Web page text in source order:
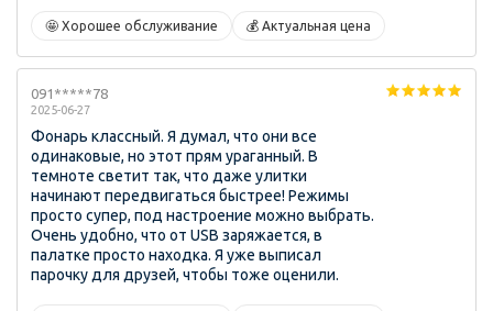
🤩 Хорошее обслуживание 💰 Актуальная цена
091*****78
2025-06-27
Фонарь классный. Я думал, что они все
одинаковые, но этот прям ураганный. В
темноте светит так, что даже улитки
начинают передвигаться быстрее! Режимы
просто супер, под настроение можно выбрать.
Очень удобно, что от USB заряжается, в
палатке просто находка. Я уже выписал
парочку для друзей, чтобы тоже оценили.